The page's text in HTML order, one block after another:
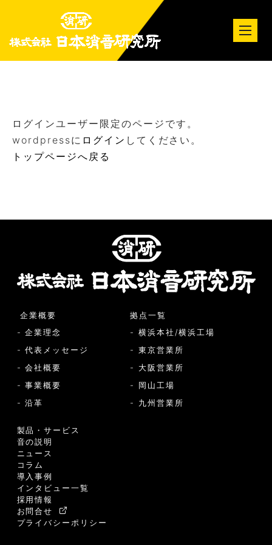
ログインユーザー限定のページです。
wordpressに ログイン してください。
トップページへ戻る
企業概要
- 企業理念
- 代表メッセージ
- 会社概要
- 事業概要
- 沿革
製品・サービス
音の説明
ニュース
コラム
導入事例
インタビュー一覧
採用情報
お問合せ
プライバシーポリシー
拠点一覧
- 横浜本社/横浜工場
- 東京営業所
- 大阪営業所
- 岡山工場
- 九州営業所